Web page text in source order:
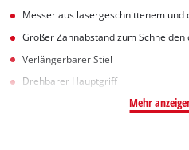
Messer aus lasergeschnittenem und
Großer Zahnabstand zum Schneiden
Verlängerbarer Stiel
Drehbarer Hauptgriff
Mehr